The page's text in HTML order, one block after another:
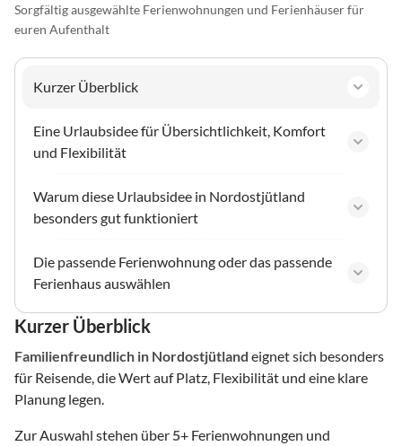
Sorgfältig ausgewählte Ferienwohnungen und Ferienhäuser für
euren Aufenthalt
Kurzer Überblick
Eine Urlaubsidee für Übersichtlichkeit, Komfort
und Flexibilität
Warum diese Urlaubsidee in Nordostjütland
besonders gut funktioniert
Die passende Ferienwohnung oder das passende
Ferienhaus auswählen
Kurzer Überblick
Familienfreundlich in Nordostjütland eignet sich besonders
für Reisende, die Wert auf Platz, Flexibilität und eine klare
Planung legen.
Zur Auswahl stehen über 5+ Ferienwohnungen und